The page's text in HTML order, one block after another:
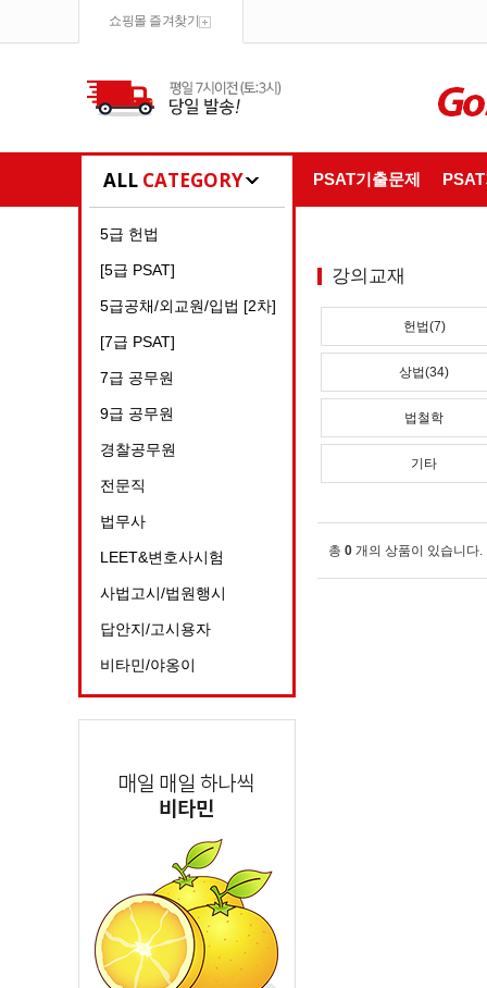
쇼핑몰 즐겨찾기
ALL CATEGORY PSAT기출문제
5급 헌법
[5급 PSAT]
5급공채/외교원/입법 [2차]
[7급 PSAT]
7급 공무원
9급 공무원
경찰공무원
전문직
법무사
LEET&변호사시험
사법고시/법원행시
답안지/고시용자
비타민/야옹이
강의교재
헌법(7)
상법(34)
법철학
기타
총 0 개의 상품이 있습니다.